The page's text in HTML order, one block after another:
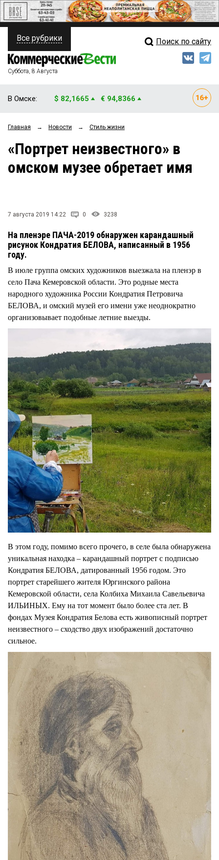
ПОЛИТИКА
ФИНАНСЫ
ОБЩЕСТВО
ЗАКОН
НОВОСТИ КОМПАНИЙ
СТИЛЬ ЖИЗНИ
Свежий выпуск
Рейтинги
Блоги
Все рубрики Поиск по сайту
Суббота, 8 Августа
В Омске: $ 82,1665 € 94,8366
Главная → Новости → Стиль жизни
«Портрет неизвестного» в
омском музее обретает имя
7 августа 2019 14:22 0 3238
На пленэре ПАЧА-2019 обнаружен карандашный
рисунок Кондратия БЕЛОВА, написанный в 1956
году.
В июле группа омских художников выезжала на пленэр в
село Пача Кемеровской области. Это родные места
народного художника России Кондратия Петровича
БЕЛОВА, и омский музей его имени уже неоднократно
организовывает подобные летние выезды.
В этом году, помимо всего прочего, в селе была обнаружена
уникальная находка – карандашный портрет с подписью
Кондратия БЕЛОВА, датированный 1956 годом. Это
портрет старейшего жителя Юргинского района
Кемеровской области, села Колбиха Михаила Савельевича
ИЛЬИНЫХ. Ему на тот момент было более ста лет. В
фондах Музея Кондратия Белова есть живописный портрет
неизвестного – сходство двух изображений достаточно
сильное.